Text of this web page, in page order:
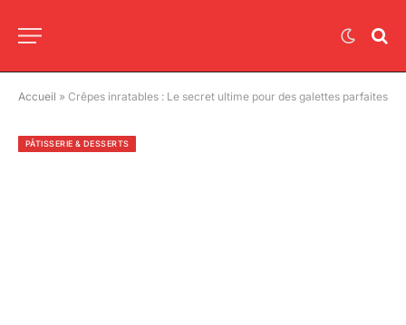
Accueil » Crêpes inratables : Le secret ultime pour des galettes parfaites
PÂTISSERIE & DESSERTS